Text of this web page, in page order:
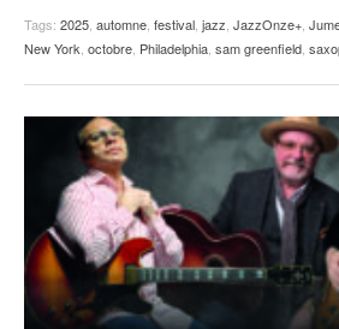
Tags: 2025 automne festival jazz JazzOnze+
New York octobre Philadelphia sam greenfield